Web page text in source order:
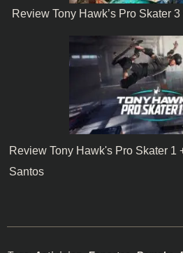
Review Tony Hawk’s Pro Skater
Review Tony Hawk's Pro Skater 1
Santos